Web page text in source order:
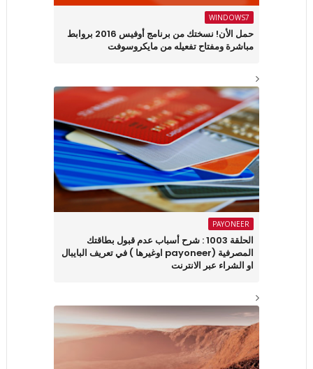
WINDOWS7
حمل الأن! نسختك من برنامج أوفيس 2016 بروابط
مباشرة ومفتاح تفعيله من مايكروسوفت
PAYONEER
الحلقة 1003 : شرح أسباب عدم قبول بطاقتك
المصرفية (payoneer اوغيرها ) في تعريف البايبال
او الشراء عبر الانترنت